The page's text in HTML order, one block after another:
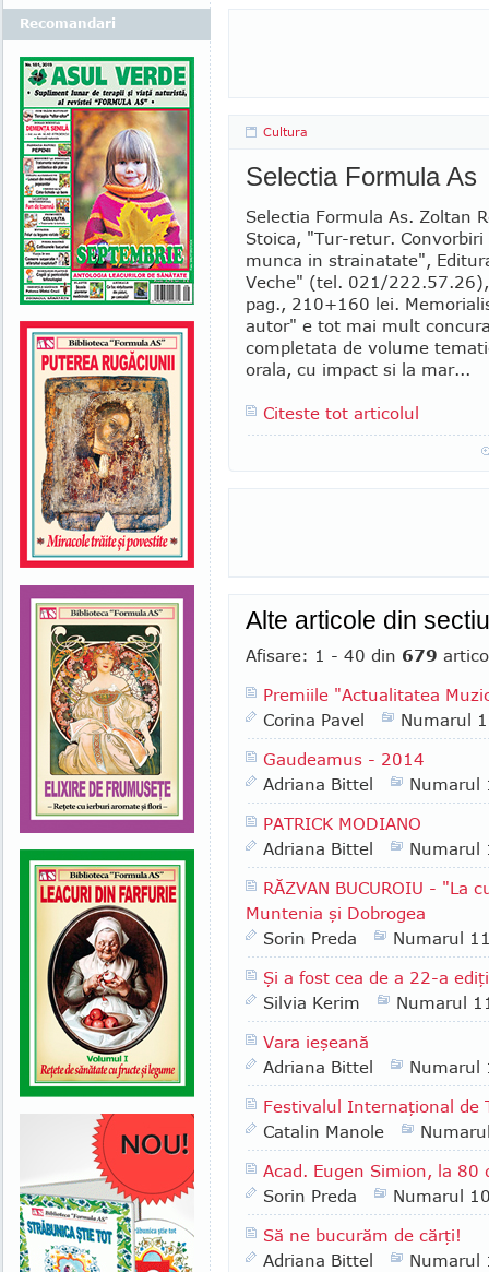
Cultura
Selectia Formula As
Selectia Formula As. Zoltan
Stoica, "Tur-retur. Convorbiri
munca in strainatate",
Veche" (tel. 021/
pag., 210+160 lei.
autor" e tot mai mult
completata de volume
orala, cu impact si la mar...
Citeste tot articolul
Alte articole din
Afisare: 1 - 40 din 679
Premiile "Actualitatea
Corina Pavel
Numarul
Gaudeamus - 2014
Adriana Bittel
Numarul
PATRICK MODIANO
Adriana Bittel
Numarul
RĂZVAN BUCUROIU -
Muntenia şi Dobrogea
Sorin Preda
Numarul
Şi a fost cea de a 22-a
Silvia Kerim
Numarul
Vara ieşeană
Adriana Bittel
Numarul
Festivalul Internaţional de
Catalin Manole
Acad. Eugen Simion, la 80
Sorin Preda
Numarul
Să ne bucurăm de cărţi!
Adriana Bittel
Numarul
Recomandari